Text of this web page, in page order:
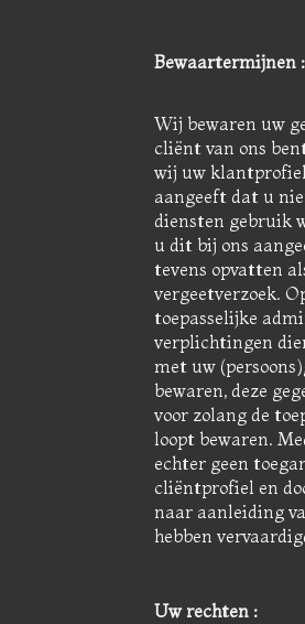
Bewaartermijnen :
Wij bewaren uw
cliënt van ons
wij uw
aangeeft dat u
diensten gebruik
u dit bij ons
tevens opvatten
vergeetverzoek.
toepasselijke
verplichtingen
met uw
bewaren, deze
voor zolang de
loopt bewaren.
echter geen
cliëntprofiel en
naar aanleiding
hebben
Uw rechten :